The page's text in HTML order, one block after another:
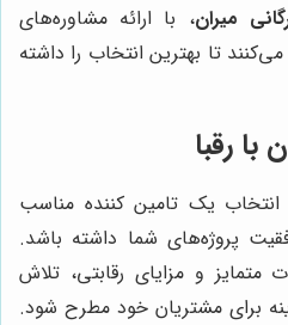
میران، با ارائه مشاوره‌های
تا بهترین انتخاب را داشته
با رقبا
انتخاب یک تامین کننده مناسب
پروژه‌های شما داشته باشد.
متمایز و مزایای رقابتی، تلاش
برای مشتریان خود مطرح شود.